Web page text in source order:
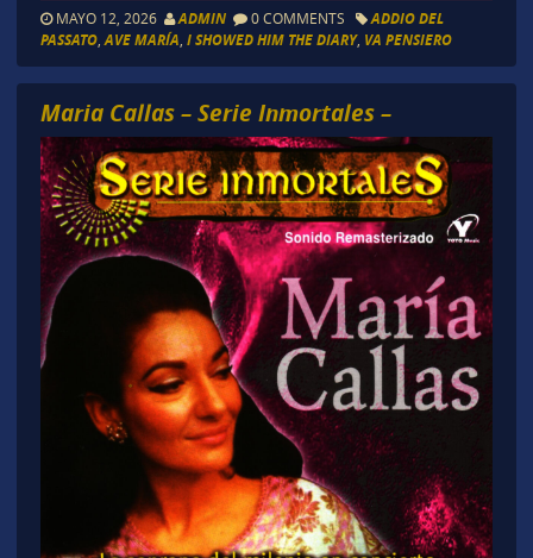
MAYO 12, 2026 ADMIN 0 COMMENTS
ADDIO DEL
PASSATO,AVE MARÍA, I SHOWED HIM THE DIARY, VA PENSIERO
Maria Callas – Serie Inmortales –